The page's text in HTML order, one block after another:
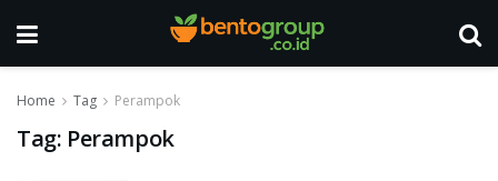
Home Tag Perampok
Tag: Perampok